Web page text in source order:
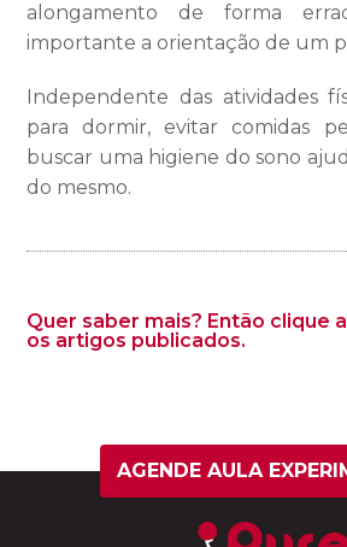
alongamento de forma
importante a orientação de um
Independente das atividades
para dormir, evitar comidas
buscar uma higiene do sono
do mesmo.
Quer saber mais? Então clique
os artigos publicados.
AGENDE AULA